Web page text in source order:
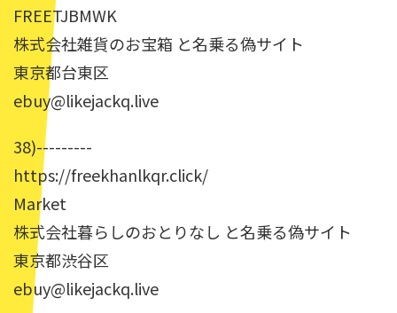
FREETJBMWK
株式会社雑貨のお宝箱 と名乗る偽サイト
東京都台東区
ebuy@likejackq.live
38)---------
https://freekhanlkqr.click/
Market
株式会社暮らしのおとりなし と名乗る偽サイト
東京都渋谷区
ebuy@likejackq.live